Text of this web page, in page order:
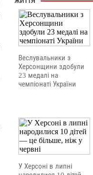
Веслувальники з
Херсонщини здобули
23 медалі на
чемпіонаті України
У Херсоні в липні